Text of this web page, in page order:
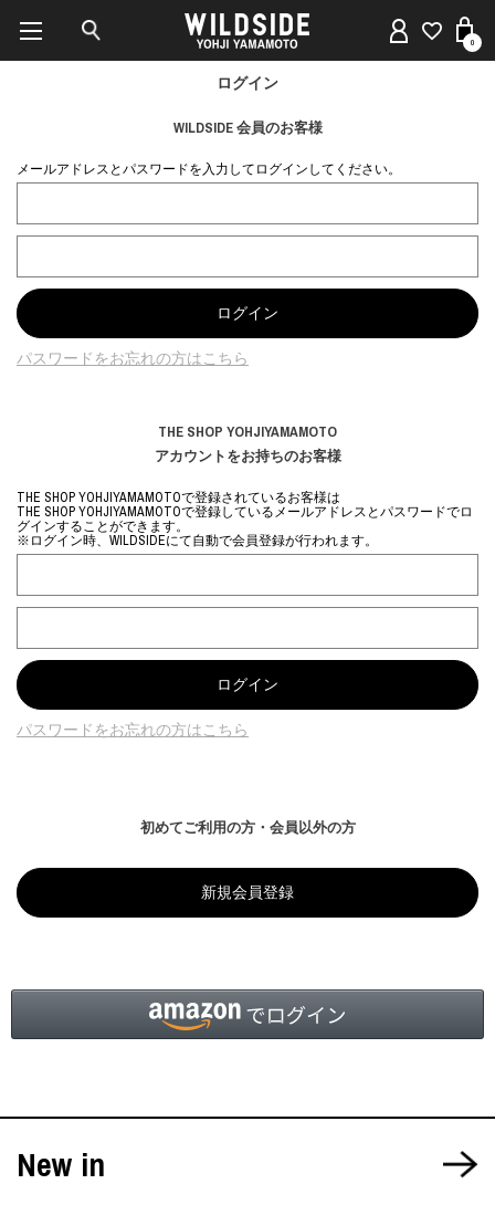
0
ログイン
WILDSIDE 会員のお客様
メールアドレスとパスワードを入力してログインしてください。
パスワードをお忘れの方はこちら
THE SHOP YOHJIYAMAMOTO
アカウントをお持ちのお客様
THE SHOP YOHJIYAMAMOTOで登録されているお客様は
THE SHOP YOHJIYAMAMOTOで登録しているメールアドレスとパスワードでロ
グインすることができます。
※ログイン時、WILDSIDEにて自動で会員登録が行われます。
パスワードをお忘れの方はこちら
初めてご利用の方・会員以外の方
New in